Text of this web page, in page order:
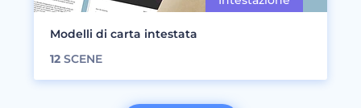
Modelli di carta intestata
12 SCENE